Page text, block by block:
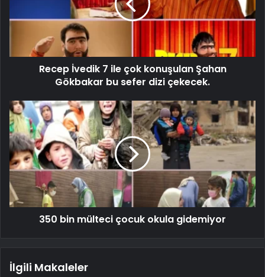
Recep İvedik 7 ile çok konuşulan Şahan
Gökbakar bu sefer dizi çekecek.
350 bin mülteci çocuk okula gidemiyor
İlgili Makaleler